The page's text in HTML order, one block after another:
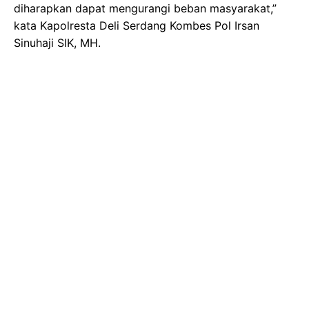
diharapkan dapat mengurangi beban masyarakat,”
kata Kapolresta Deli Serdang Kombes Pol Irsan
Sinuhaji SIK, MH.